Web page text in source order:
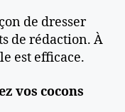
de dresser
de rédaction. À
est efficace.
vos cocons